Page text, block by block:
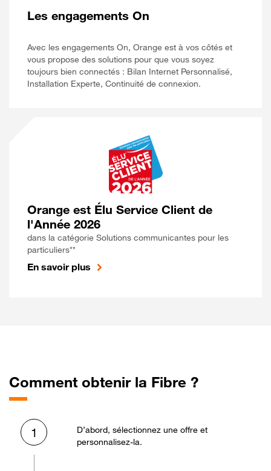
Les engagements On
Avec les engagements On, Orange est à vos côtés et
vous propose des solutions pour que vous soyez
toujours bien connectés : Bilan Internet Personnalisé,
Installation Experte, Continuité de connexion.
Orange est Élu Service Client de
l'Année 2026
dans la catégorie Solutions communicantes pour les
particuliers**
En savoir plus
Comment obtenir la Fibre ?
1
D’abord, sélectionnez une offre et
personnalisez-la.